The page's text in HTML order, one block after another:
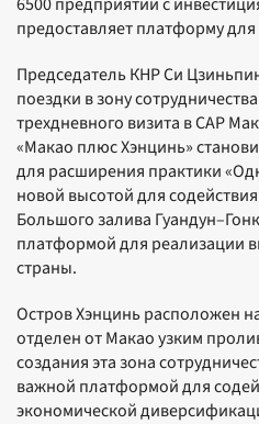
предоставляет платформу
Председатель КНР Си
поездки в зону
трехдневного визита в САР
«Макао плюс Хэнцинь»
для расширения практики
новой высотой для
Большого залива
платформой для реализации
страны.
Остров Хэнцинь расположен
отделен от Макао узким
создания эта зона
важной платформой для
экономической